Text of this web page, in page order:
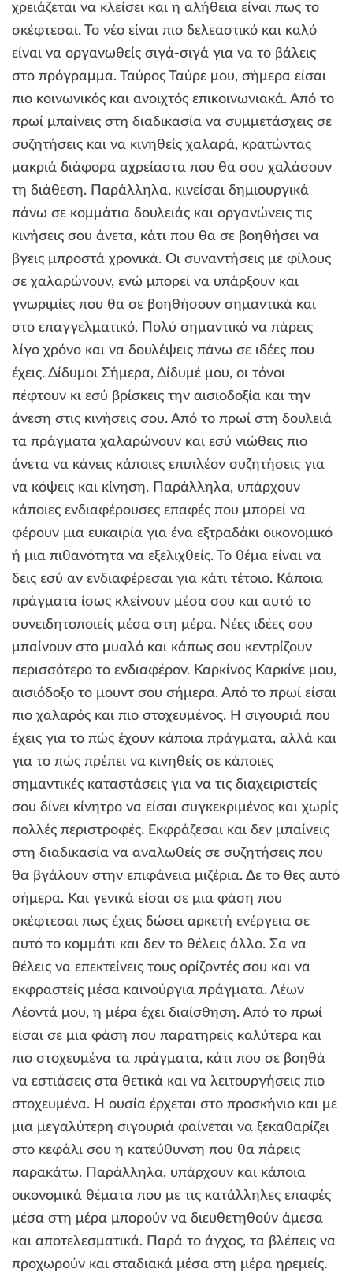
χρειάζεται να κλείσει και η αλήθεια είναι πως το
σκέφτεσαι. Το νέο είναι πιο δελεαστικό και καλό
είναι να οργανωθείς σιγά-σιγά για να το βάλεις
στο πρόγραμμα. Ταύρος Ταύρε μου, σήμερα είσαι
πιο κοινωνικός και ανοιχτός επικοινωνιακά. Από το
πρωί μπαίνεις στη διαδικασία να συμμετάσχεις σε
συζητήσεις και να κινηθείς χαλαρά, κρατώντας
μακριά διάφορα αχρείαστα που θα σου χαλάσουν
τη διάθεση. Παράλληλα, κινείσαι δημιουργικά
πάνω σε κομμάτια δουλειάς και οργανώνεις τις
κινήσεις σου άνετα, κάτι που θα σε βοηθήσει να
βγεις μπροστά χρονικά. Οι συναντήσεις με φίλους
σε χαλαρώνουν, ενώ μπορεί να υπάρξουν και
γνωριμίες που θα σε βοηθήσουν σημαντικά και
στο επαγγελματικό. Πολύ σημαντικό να πάρεις
λίγο χρόνο και να δουλέψεις πάνω σε ιδέες που
έχεις. Δίδυμοι Σήμερα, Δίδυμέ μου, οι τόνοι
πέφτουν κι εσύ βρίσκεις την αισιοδοξία και την
άνεση στις κινήσεις σου. Από το πρωί στη δουλειά
τα πράγματα χαλαρώνουν και εσύ νιώθεις πιο
άνετα να κάνεις κάποιες επιπλέον συζητήσεις για
να κόψεις και κίνηση. Παράλληλα, υπάρχουν
κάποιες ενδιαφέρουσες επαφές που μπορεί να
φέρουν μια ευκαιρία για ένα εξτραδάκι οικονομικό
ή μια πιθανότητα να εξελιχθείς. Το θέμα είναι να
δεις εσύ αν ενδιαφέρεσαι για κάτι τέτοιο. Κάποια
πράγματα ίσως κλείνουν μέσα σου και αυτό το
συνειδητοποιείς μέσα στη μέρα. Νέες ιδέες σου
μπαίνουν στο μυαλό και κάπως σου κεντρίζουν
περισσότερο το ενδιαφέρον. Καρκίνος Καρκίνε μου,
αισιόδοξο το μουντ σου σήμερα. Από το πρωί είσαι
πιο χαλαρός και πιο στοχευμένος. Η σιγουριά που
έχεις για το πώς έχουν κάποια πράγματα, αλλά και
για το πώς πρέπει να κινηθείς σε κάποιες
σημαντικές καταστάσεις για να τις διαχειριστείς
σου δίνει κίνητρο να είσαι συγκεκριμένος και χωρίς
πολλές περιστροφές. Εκφράζεσαι και δεν μπαίνεις
στη διαδικασία να αναλωθείς σε συζητήσεις που
θα βγάλουν στην επιφάνεια μιζέρια. Δε το θες αυτό
σήμερα. Και γενικά είσαι σε μια φάση που
σκέφτεσαι πως έχεις δώσει αρκετή ενέργεια σε
αυτό το κομμάτι και δεν το θέλεις άλλο. Σα να
θέλεις να επεκτείνεις τους ορίζοντές σου και να
εκφραστείς μέσα καινούργια πράγματα. Λέων
Λέοντά μου, η μέρα έχει διαίσθηση. Από το πρωί
είσαι σε μια φάση που παρατηρείς καλύτερα και
πιο στοχευμένα τα πράγματα, κάτι που σε βοηθά
να εστιάσεις στα θετικά και να λειτουργήσεις πιο
στοχευμένα. Η ουσία έρχεται στο προσκήνιο και με
μια μεγαλύτερη σιγουριά φαίνεται να ξεκαθαρίζει
στο κεφάλι σου η κατεύθυνση που θα πάρεις
παρακάτω. Παράλληλα, υπάρχουν και κάποια
οικονομικά θέματα που με τις κατάλληλες επαφές
μέσα στη μέρα μπορούν να διευθετηθούν άμεσα
και αποτελεσματικά. Παρά το άγχος, τα βλέπεις να
προχωρούν και σταδιακά μέσα στη μέρα ηρεμείς.